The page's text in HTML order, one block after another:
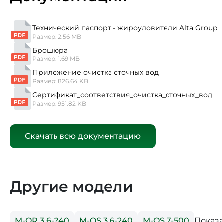
Технический паспорт - жироуловители Alta Group
Размер: 2.56 MB
Брошюра
Размер: 1.69 MB
Приложение очистка сточных вод
Размер: 826.64 KB
Сертификат_соответствия_очистка_сточных_вод
Размер: 951.82 KB
Скачать всю документацию
Другие модели